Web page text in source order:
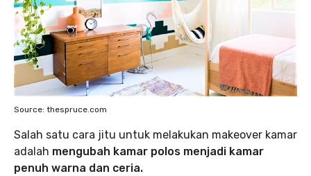
Source: thespruce.com
Salah satu cara jitu untuk melakukan makeover kamar
adalah mengubah kamar polos menjadi kamar
penuh warna dan ceria.